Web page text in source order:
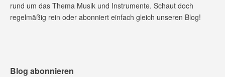
rund um das Thema Musik und Instrumente. Schaut doch
regelmäßig rein oder abonniert einfach gleich unseren Blog!
Blog abonnieren